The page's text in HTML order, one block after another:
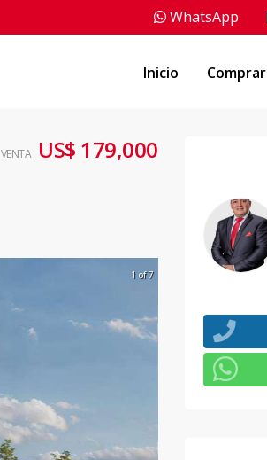
WhatsApp
Inicio Comprar
VENTA US$ 179,000
1 of 7